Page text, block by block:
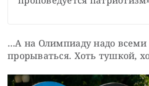
…А на Олимпиаду надо
прорываться. Хоть тушкой,